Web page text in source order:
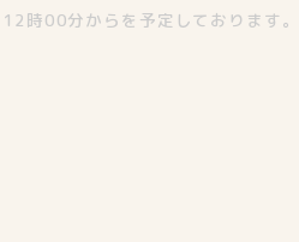
時00分からを予定しております